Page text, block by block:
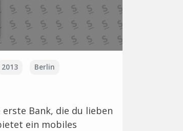
2013 Berlin
erste Bank, die du lieben
ein mobiles